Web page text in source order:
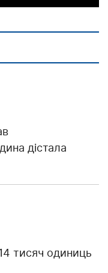
дістала
тисяч одиниць